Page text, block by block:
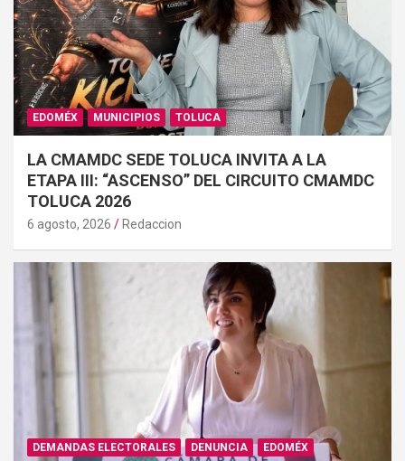
EDOMÉX MUNICIPIOS TOLUCA
LA CMAMDC SEDE TOLUCA INVITA A LA
ETAPA III: “ASCENSO” DEL CIRCUITO CMAMDC
TOLUCA 2026
6 agosto, 2026 Redaccion
DEMANDAS ELECTORALES DENUNCIA EDOMÉX